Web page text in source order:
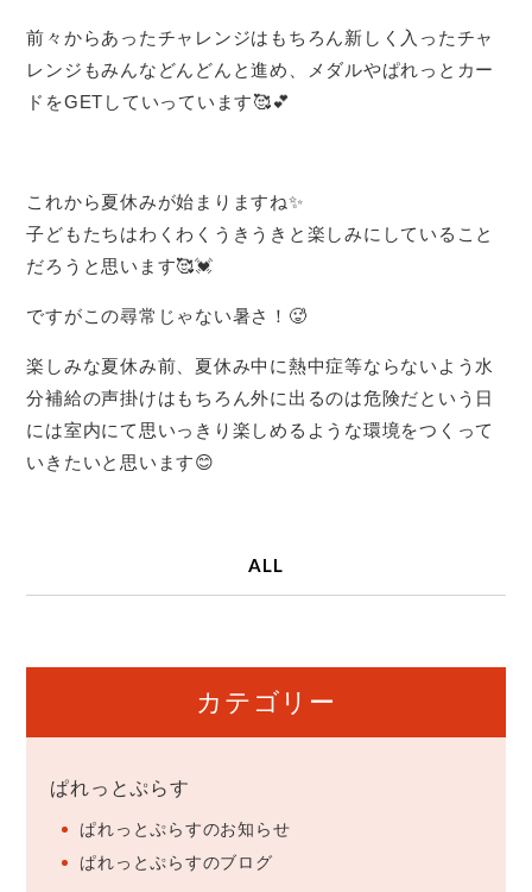
前々からあったチャレンジはもちろん新しく入ったチャ
レンジもみんなどんどんと進め、メダルやぱれっとカー
ドをGETしていっています🥰💕
これから夏休みが始まりますね✨️
子どもたちはわくわくうきうきと楽しみにしていること
だろうと思います🥰💓
ですがこの尋常じゃない暑さ！🥵
楽しみな夏休み前、夏休み中に熱中症等ならないよう水
分補給の声掛けはもちろん外に出るのは危険だという日
には室内にて思いっきり楽しめるような環境をつくって
いきたいと思います😊
ALL
カテゴリー
ぱれっとぷらす
ぱれっとぷらすのお知らせ
ぱれっとぷらすのブログ